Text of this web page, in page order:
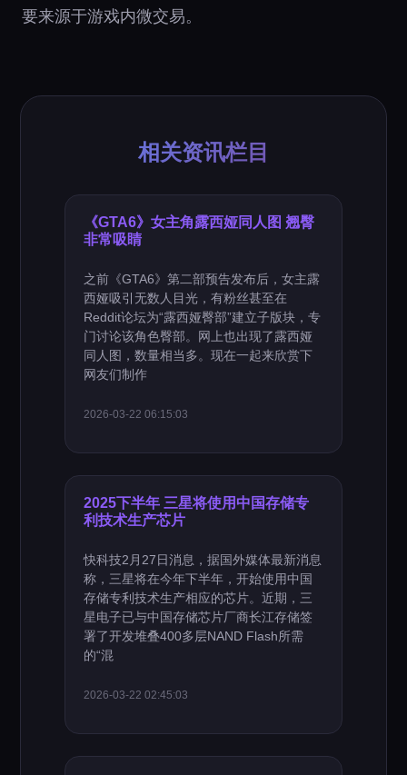
要来源于游戏内微交易。
相关资讯栏目
《GTA6》女主角露西娅同人图 翘臀
非常吸睛
之前《GTA6》第二部预告发布后，女主露
西娅吸引无数人目光，有粉丝甚至在
Reddit论坛为“露西娅臀部”建立子版块，专
门讨论该角色臀部。网上也出现了露西娅
同人图，数量相当多。现在一起来欣赏下
网友们制作
2026-03-22 06:15:03
2025下半年 三星将使用中国存储专
利技术生产芯片
快科技2月27日消息，据国外媒体最新消息
称，三星将在今年下半年，开始使用中国
存储专利技术生产相应的芯片。近期，三
星电子已与中国存储芯片厂商长江存储签
署了开发堆叠400多层NAND Flash所需
的“混
2026-03-22 02:45:03